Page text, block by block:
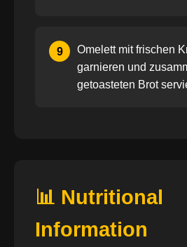
9
Omelett mit frischen
garnieren und
getoasteten Brot
📊 Nutritional
Information